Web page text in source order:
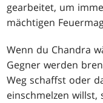
gearbeitet, um
mächtigen
Wenn du Chandra
Gegner werden
Weg schaffst oder
einschmelzen willst,